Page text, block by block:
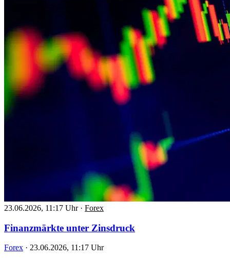
23.06.2026, 11:17 Uhr · Forex
Finanzmärkte unter Zinsdruck
Forex · 23.06.2026, 11:17 Uhr